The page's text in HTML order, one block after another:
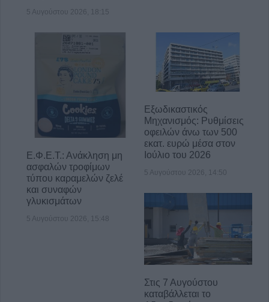
5 Αυγούστου 2026, 18:15
Ε.Φ.Ε.Τ.: Ανάκληση μη
ασφαλών τροφίμων
τύπου καραμελών ζελέ
και συναφών
γλυκισμάτων
5 Αυγούστου 2026, 15:48
Εξωδικαστικός
Μηχανισμός: Ρυθμίσεις
οφειλών άνω των 500
εκατ. ευρώ μέσα στον
Ιούλιο του 2026
5 Αυγούστου 2026, 14:50
Στις 7 Αυγούστου
καταβάλλεται το